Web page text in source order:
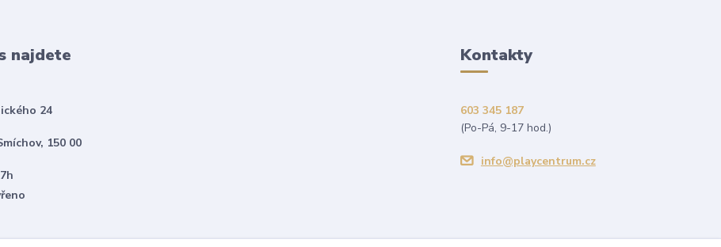
najdete
24
150 00
Kontakty
603 345 187
(Po-Pá, 9-17 hod.)
info@playcentrum.cz